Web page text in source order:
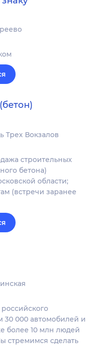
Трех Вокзалов
строительных
бетона)
области;
(встречи заранее
30 000 автомобилей и
более 10 млн людей
стремимся сделать